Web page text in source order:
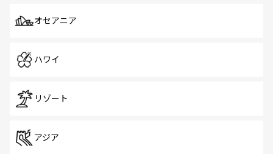
オセアニア
ハワイ
リゾート
アジア